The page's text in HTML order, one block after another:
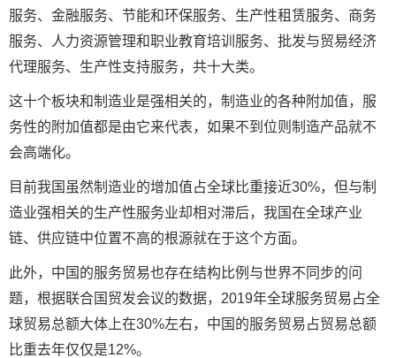
服务、金融服务、节能和环保服务、生产性租赁服务、商务
服务、人力资源管理和职业教育培训服务、批发与贸易经济
代理服务、生产性支持服务，共十大类。
这十个板块和制造业是强相关的，制造业的各种附加值，服
务性的附加值都是由它来代表，如果不到位则制造产品就不
会高端化。
目前我国虽然制造业的增加值占全球比重接近30%，但与制
造业强相关的生产性服务业却相对滞后，我国在全球产业
链、供应链中位置不高的根源就在于这个方面。
此外，中国的服务贸易也存在结构比例与世界不同步的问
题，根据联合国贸发会议的数据，2019年全球服务贸易占全
球贸易总额大体上在30%左右，中国的服务贸易占贸易总额
比重去年仅仅是12%。